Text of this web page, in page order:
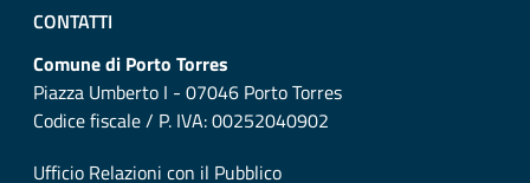
CONTATTI
Comune di Porto Torres
Piazza Umberto I - 07046 Porto Torres
Codice fiscale / P. IVA: 00252040902
Ufficio Relazioni con il Pubblico